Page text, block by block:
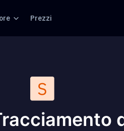
Prezzi